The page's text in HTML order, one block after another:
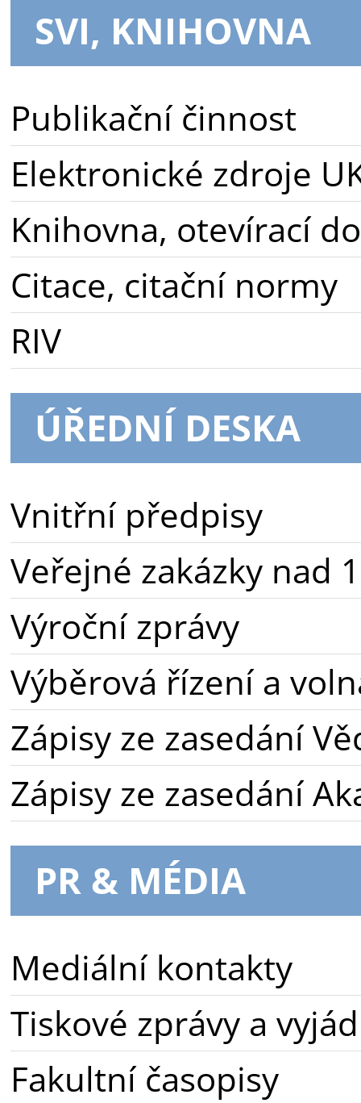
SVI, KNIHOVNA
Publikační činnost
Elektronické zdroje
Knihovna, otevírací
Citace, citační normy
RIV
ÚŘEDNÍ DESKA
Vnitřní předpisy
Veřejné zakázky nad
Výroční zprávy
Výběrová řízení a
Zápisy ze zasedání
Zápisy ze zasedání
PR & MÉDIA
Mediální kontakty
Tiskové zprávy a
Fakultní časopisy